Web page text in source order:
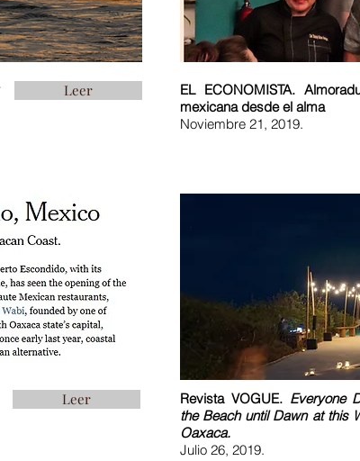
Leer
EL ECONOMISTA.
mexicana desde el alma
Noviembre 21, 2019.
Leer Revista VOGUE. Everyone
the Beach until Dawn at this
Oaxaca.
Julio 26, 2019.